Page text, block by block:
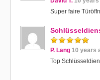
Super faire
P. Lang 10 years
Top